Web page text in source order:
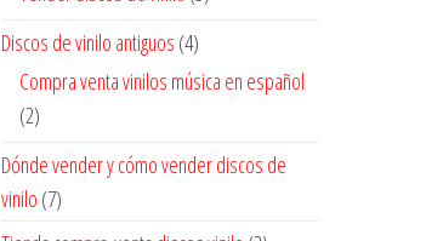
Discos de vinilo antiguos (4)
Compra venta vinilos música en español
(2)
Dónde vender y cómo vender discos de
vinilo (7)